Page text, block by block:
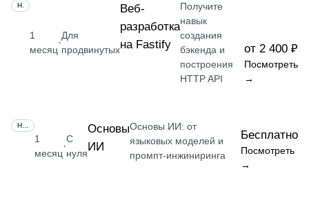
НАВЫК
1
месяц
·
Для
продвинутых
Веб-
разработка
на Fastify
Получите
навык
создания
бэкенда и
построения
HTTP API
от 2 400 ₽
Посмотреть
→
1
месяц
·
С
нуля
Основы
ИИ
Основы ИИ: от
языковых моделей и
промпт-инжиниринга
Бесплатно
Посмотреть
→